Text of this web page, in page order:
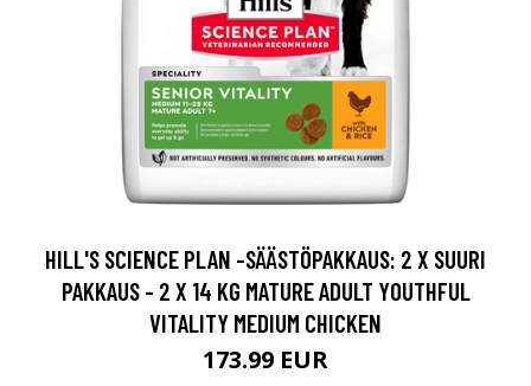
HILL'S SCIENCE PLAN -SÄÄSTÖPAKKAUS: 2 X SUURI
PAKKAUS - 2 X 14 KG MATURE ADULT YOUTHFUL
VITALITY MEDIUM CHICKEN
173.99 EUR